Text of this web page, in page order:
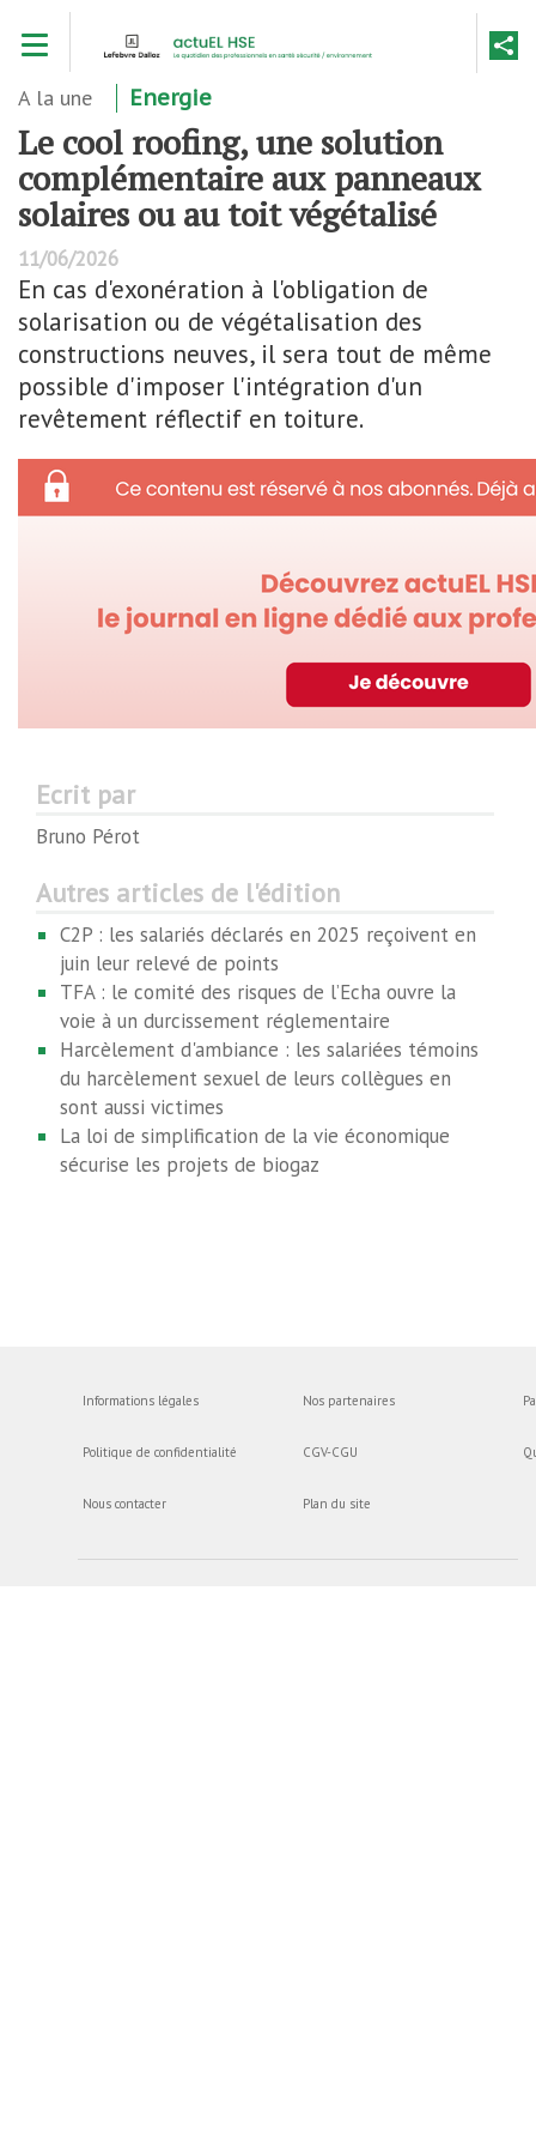
contenu
A la une Energie
Le cool roofing, une solution
complémentaire aux panneaux
solaires ou au toit végétalisé
11/06/2026
En cas d'exonération à l'obligation de
solarisation ou de végétalisation des
constructions neuves, il sera tout de même
possible d'imposer l'intégration d'un
revêtement réflectif en toiture.
Ecrit par
Bruno Pérot
Autres articles de l'édition
C2P : les salariés déclarés en 2025 reçoivent en
juin leur relevé de points
TFA : le comité des risques de l’Echa ouvre la
voie à un durcissement réglementaire
Harcèlement d'ambiance : les salariées témoins
du harcèlement sexuel de leurs collègues en
sont aussi victimes
La loi de simplification de la vie économique
sécurise les projets de biogaz
Informations légales
Politique de confidentialité
Nous contacter
Nos partenaires
CGV-CGU
Plan du site